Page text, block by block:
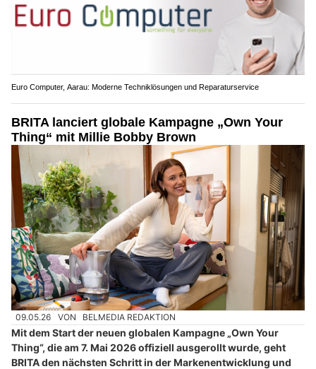
Euro Computer, Aarau: Moderne Techniklösungen und Reparaturservice
BRITA lanciert globale Kampagne „Own Your
Thing“ mit Millie Bobby Brown
09.05.26 VON BELMEDIA REDAKTION
Mit dem Start der neuen globalen Kampagne „Own Your
Thing“, die am 7. Mai 2026 offiziell ausgerollt wurde, geht
BRITA den nächsten Schritt in der Markenentwicklung und